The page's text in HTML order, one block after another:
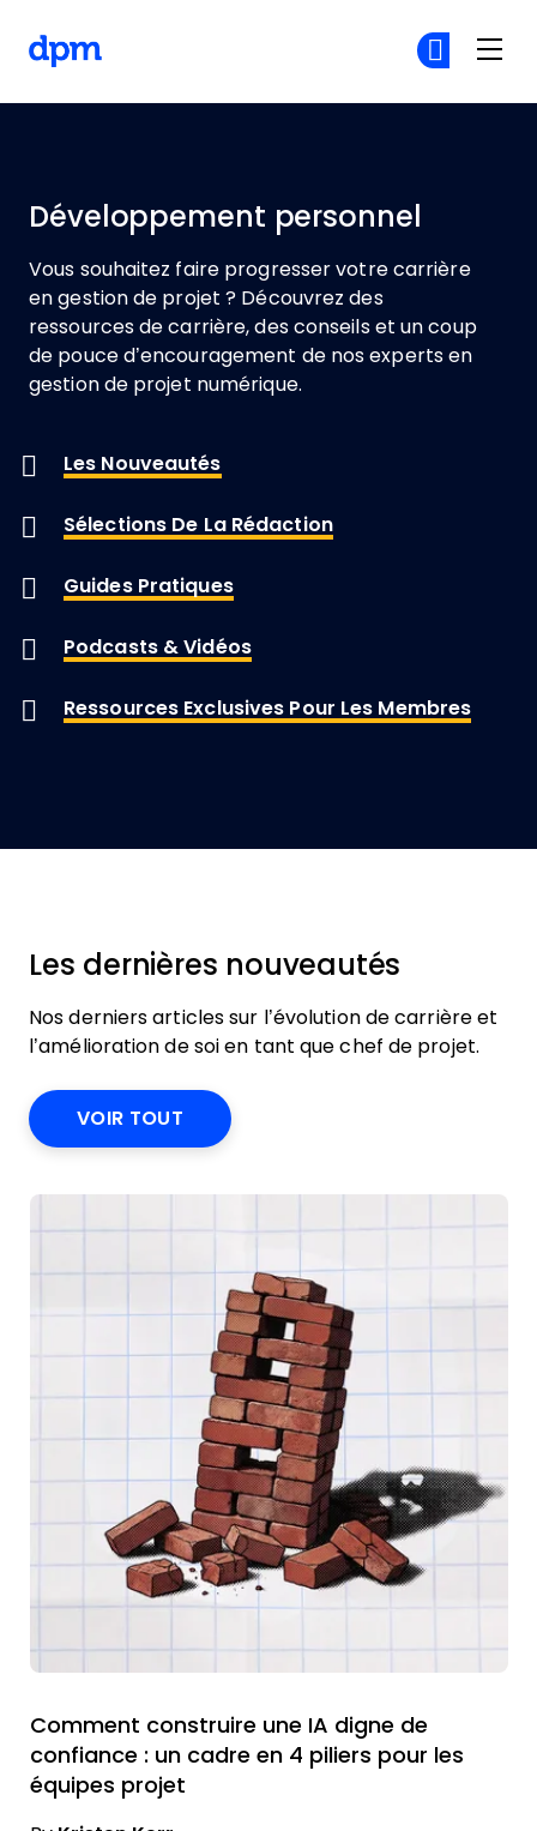
Développement personnel
Vous souhaitez faire progresser votre carrière
en gestion de projet ? Découvrez des
ressources de carrière, des conseils et un coup
de pouce d’encouragement de nos experts en
gestion de projet numérique.
Les Nouveautés
Sélections De La Rédaction
Guides Pratiques
Podcasts & Vidéos
Ressources Exclusives Pour Les Membres
Les dernières nouveautés
Nos derniers articles sur l’évolution de carrière et
l’amélioration de soi en tant que chef de projet.
VOIR TOUT
Comment construire une IA digne de
confiance : un cadre en 4 piliers pour les
équipes projet